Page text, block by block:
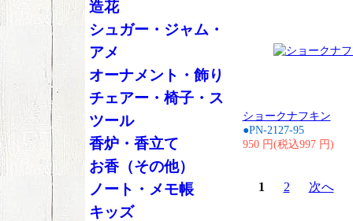
ショークナフキン
●PN-2127-95
950 円(税込997 円)
1 2 次へ
造花
シュガー・ジャム・
アメ
オーナメント・飾り
チェアー・椅子・ス
ツール
香炉・香立て
お香（その他）
ノート・メモ帳
キッズ